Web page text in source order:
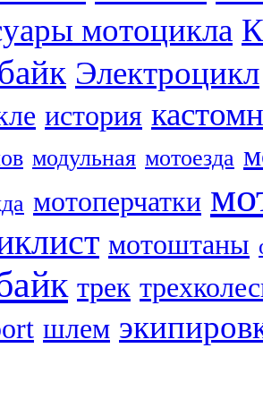
мотоцикла
Электроцикл
история
модульная мотоезда
мотоперчатки
мотоштаны
трек
шлем